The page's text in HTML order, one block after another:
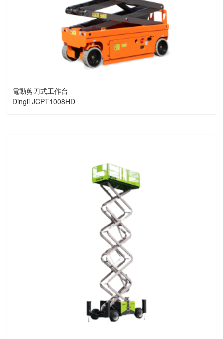
電動剪刀式工作台
Dingli JCPT1008HD